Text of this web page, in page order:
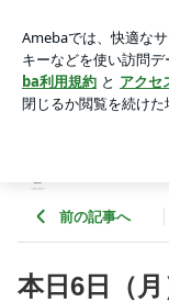
UWA KENSHIN
アプリをダウンロ
ょう。
前の記事へ
本日6日（月